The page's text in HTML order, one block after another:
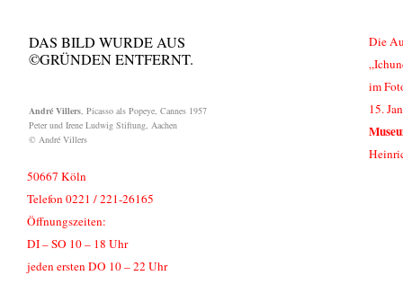
DAS BILD WURDE AUS
©GRÜNDEN ENTFERNT.
André Villers , Picasso als Popeye, Cannes 1957
Peter und Irene Ludwig Stiftung, Aachen
© André Villers
Die
im
15.
50667 Köln
Telefon 0221 / 221-26165
Öffnungszeiten:
DI – SO 10 – 18 Uhr
jeden ersten DO 10 – 22 Uhr